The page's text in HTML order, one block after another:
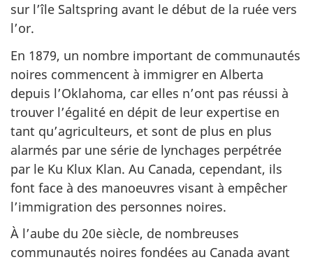
sur l’île Saltspring avant le début de la ruée vers
l’or.
En 1879, un nombre important de communautés
noires commencent à immigrer en Alberta
depuis l’Oklahoma, car elles n’ont pas réussi à
trouver l’égalité en dépit de leur expertise en
tant qu’agriculteurs, et sont de plus en plus
alarmés par une série de lynchages perpétrée
par le Ku Klux Klan. Au Canada, cependant, ils
font face à des manoeuvres visant à empêcher
l’immigration des personnes noires.
À l’aube du 20e siècle, de nombreuses
communautés noires fondées au Canada avant